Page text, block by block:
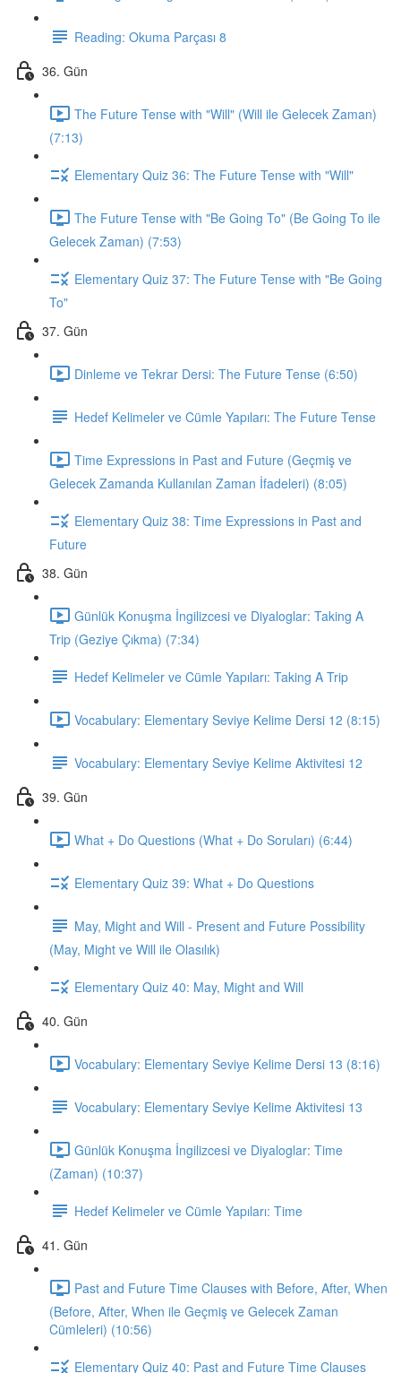
Reading: Okuma Parçası 8
36. Gün
The Future Tense with "Will" (Will ile Gelecek Zaman)
(7:13)
Elementary Quiz 36: The Future Tense with "Will"
The Future Tense with "Be Going To" (Be Going To ile
Gelecek Zaman) (7:53)
Elementary Quiz 37: The Future Tense with "Be Going
To"
37. Gün
Dinleme ve Tekrar Dersi: The Future Tense (6:50)
Hedef Kelimeler ve Cümle Yapıları: The Future Tense
Time Expressions in Past and Future (Geçmiş ve
Gelecek Zamanda Kullanılan Zaman İfadeleri) (8:05)
Elementary Quiz 38: Time Expressions in Past and
Future
38. Gün
Günlük Konuşma İngilizcesi ve Diyaloglar: Taking A
Trip (Geziye Çıkma) (7:34)
Hedef Kelimeler ve Cümle Yapıları: Taking A Trip
Vocabulary: Elementary Seviye Kelime Dersi 12 (8:15)
Vocabulary: Elementary Seviye Kelime Aktivitesi 12
39. Gün
What + Do Questions (What + Do Soruları) (6:44)
Elementary Quiz 39: What + Do Questions
May, Might and Will - Present and Future Possibility
(May, Might ve Will ile Olasılık)
Elementary Quiz 40: May, Might and Will
40. Gün
Vocabulary: Elementary Seviye Kelime Dersi 13 (8:16)
Vocabulary: Elementary Seviye Kelime Aktivitesi 13
Günlük Konuşma İngilizcesi ve Diyaloglar: Time
(Zaman) (10:37)
Hedef Kelimeler ve Cümle Yapıları: Time
41. Gün
Past and Future Time Clauses with Before, After, When
(Before, After, When ile Geçmiş ve Gelecek Zaman
Cümleleri) (10:56)
Elementary Quiz 40: Past and Future Time Clauses